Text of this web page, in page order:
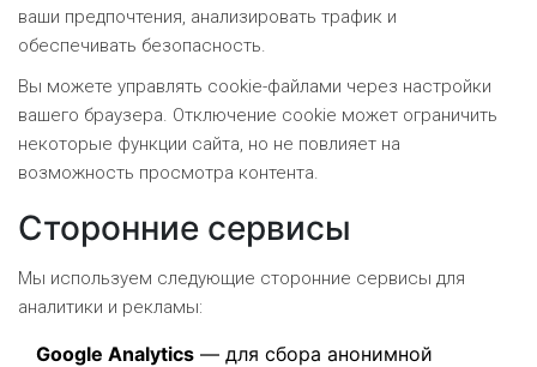
ваши предпочтения, анализировать трафик и
обеспечивать безопасность.
Вы можете управлять cookie-файлами через настройки
вашего браузера. Отключение cookie может ограничить
некоторые функции сайта, но не повлияет на
возможность просмотра контента.
Сторонние сервисы
Мы используем следующие сторонние сервисы для
аналитики и рекламы:
Google Analytics — для сбора анонимной